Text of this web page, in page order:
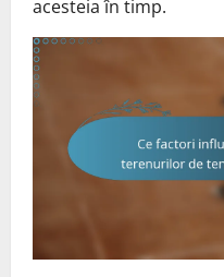
acesteia în timp.